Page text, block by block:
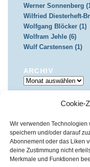
Cookie-
Wir verwenden Technologien
speichern und/oder darauf
Abonnement oder das Liken
deine Zustimmung nicht
Merkmale und Funktionen
Werner Sonnenberg
Wilfried Diesterheft-
Wolfgang Blöcker (1)
Wolfram Jehle (6)
Wulf Carstensen (1)
ARCHIV
Archiv
IMPRESSUM &
Datenschutz
Kirchenkreis Essen |